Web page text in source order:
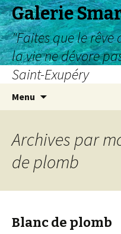
Galerie
"Faites que le rêve
la vie ne dévore
Saint-Exupéry
Menu
Archives par
de plomb
Blanc de plomb